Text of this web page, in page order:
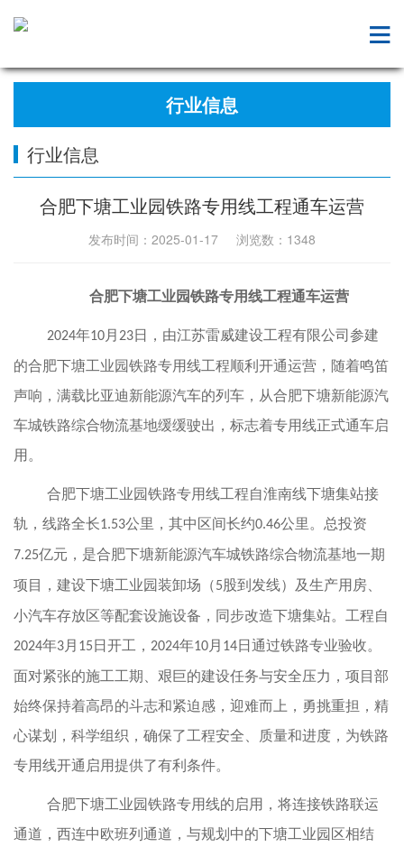
行业信息
行业信息
合肥下塘工业园铁路专用线工程通车运营
发布时间：2025-01-17 浏览数： 1348
合肥下塘工业园铁路专用线工程通车运营
2024年10月 23日，由江苏雷威建设工程有限公司参建
的合肥下塘工业园铁路专用线工程顺利开通运营，随着鸣笛
声响，满载比亚迪新能源汽车的列车，从合肥下塘新能源汽
车城铁路综合物流基地缓缓驶出，标志着专用线正式通车启
用。
合肥下塘工业园铁路专用线工程自淮南线下塘集站接
轨，线路全长1.53公里，其中区间长约0.46公里。总投资
7.25亿元，是合肥下塘新能源汽车城铁路综合物流基地一期
项目，建设下塘工业园装卸场（5 股到发线）及生产用房、
小汽车存放区等配套设施设备，同步改造下塘集站。工程自
2024年3月 15 日开工， 2024年10月 14日通过铁路专业验收。
面对紧张的施工工期、艰巨的建设任务与安全压力，项目部
始终保持着高昂的斗志和紧迫感，迎难而上，勇挑重担，精
心谋划，科学组织，确保了工程安全、质量和进度，为铁路
专用线开通启用提供了有利条件。
合肥下塘工业园铁路专用线的启用，将连接铁路联运
通道，西连中欧班列通道，与规划中的下塘工业园区相结